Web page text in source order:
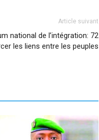
Article suivant
national de l’intégration: 72
les liens entre les peuples